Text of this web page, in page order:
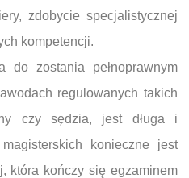
zdobycie specjalistycznej
kompetencji.
do zostania pełnoprawnym
regulowanych takich
czy sędzia, jest długa i
konieczne jest
która kończy się egzaminem